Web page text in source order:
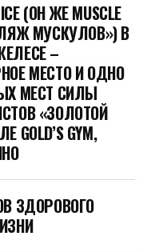
(ОН ЖЕ MUSCLE
МУСКУЛОВ») В
–
МЕСТО И ОДНО
МЕСТ СИЛЫ
«ЗОЛОТОЙ
GOLD’S GYM,
ЗДОРОВОГО